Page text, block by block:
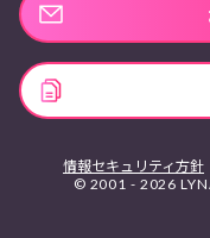
© 2001 - 2026
情報セキュリティ方針